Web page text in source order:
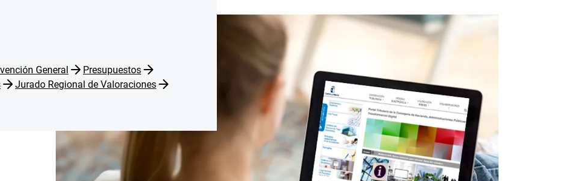
General
Presupuestos
Jurado Regional de Valoraciones